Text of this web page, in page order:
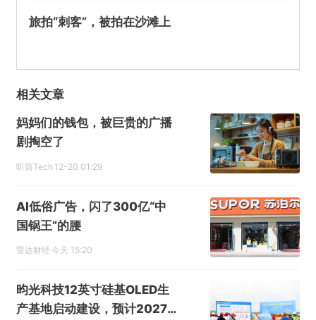
旅拍“刺客”，被拍在沙滩上
相关文章
妈妈们的钱包，被巨贵的广播
剧掏空了
听筒Tech 12-20 01:29
AI低俗广告，闪了300亿“中
国锅王”的腰
雷达财经今天 15:20
昀光科技12英寸硅基OLED生
产基地启动建设，预计2027